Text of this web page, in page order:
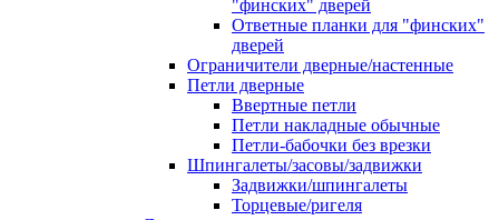
"финских" дверей
Ответные планки для "финских"
дверей
Ограничители дверные/настенные
Петли дверные
Ввертные петли
Петли накладные обычные
Петли-бабочки без врезки
Шпингалеты/засовы/задвижки
Задвижки/шпингалеты
Торцевые/ригеля